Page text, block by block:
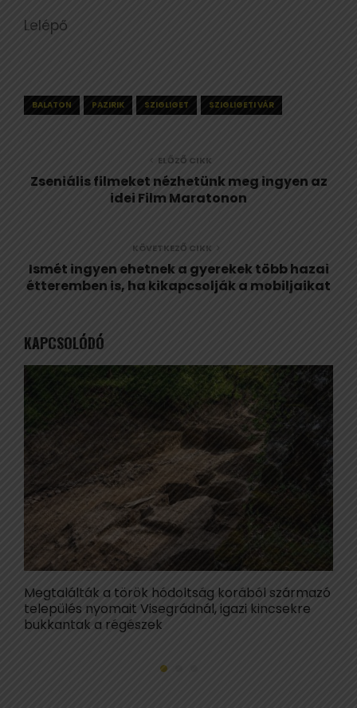
Lelépő
BALATON PAZIRIK SZIGLIGET SZIGLIGETI VÁR
ELŐZŐ CIKK
Zseniális filmeket nézhetünk meg ingyen az
idei Film Maratonon
KÖVETKEZŐ CIKK
Ismét ingyen ehetnek a gyerekek több hazai
étteremben is, ha kikapcsolják a mobiljaikat
KAPCSOLÓDÓ
Megtalálták a török hódoltság korából származó
település nyomait Visegrádnál, igazi kincsekre
bukkantak a régészek